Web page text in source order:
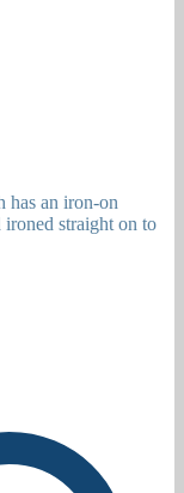
has an iron-on
ironed straight on to